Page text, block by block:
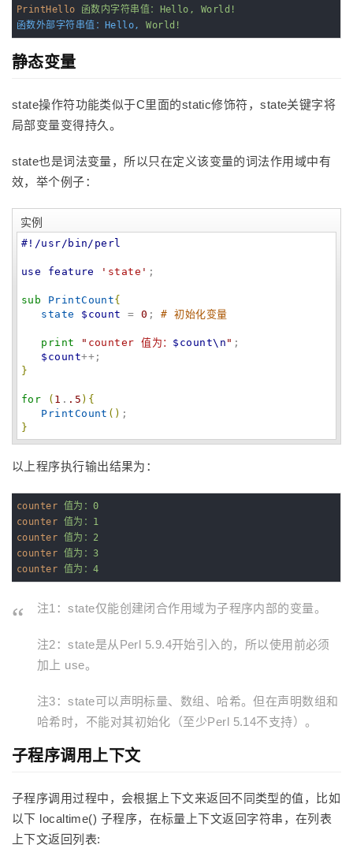
PrintHello
函数内字符串值：Hello, World!
函数外部字符串值：Hello,
World!
静态变量
state操作符功能类似于C里面的static修饰符，state关键字将
局部变量变得持久。
state也是词法变量，所以只在定义该变量的词法作用域中有
效，举个例子：
实例
#!/usr/bin/perl
use feature ' state ' ;
sub PrintCount{
state
$count = 0 ; # 初始化变量
print " counter 值为： $count\n " ;
$count
}
for ( 1 . .5 ) {
PrintCount ( )
}
以上程序执行输出结果为：
counter 值为：0
counter 值为：1
counter 值为：2
counter 值为：3
counter 值为：4
注1：state仅能创建闭合作用域为子程序内部的变量。
注2：state是从Perl 5.9.4开始引入的，所以使用前必须
加上 use。
注3：state可以声明标量、数组、哈希。但在声明数组和
哈希时，不能对其初始化（至少Perl 5.14不支持）。
子程序调用上下文
子程序调用过程中，会根据上下文来返回不同类型的值，比如
以下 localtime() 子程序，在标量上下文返回字符串，在列表
上下文返回列表: